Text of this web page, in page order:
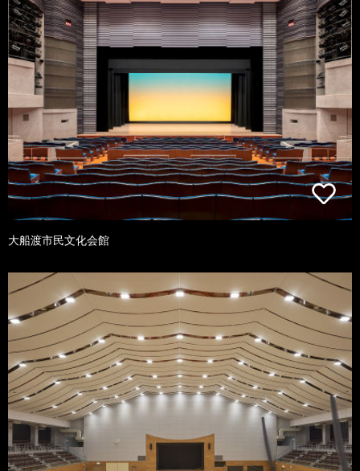
大船渡市民文化会館